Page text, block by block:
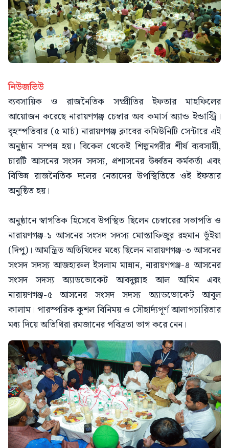
নিউজভিউ
ব্যবসায়িক ও রাজনৈতিক সম্প্রীতির ইফতার মাহফিলের
আয়োজন করেছে নারায়ণগঞ্জ চেম্বার অব কমার্স অ্যান্ড ইন্ডাস্ট্রি।
বৃহস্পতিবার (৫ মার্চ) নারায়ণগঞ্জ ক্লাবের কমিউনিটি সেন্টারে এই
অনুষ্ঠান সম্পন্ন হয়। বিকেল থেকেই শিল্পনগরীর শীর্ষ ব্যবসায়ী,
চারটি আসনের সংসদ সদস্য, প্রশাসনের উর্ধ্বতন কর্মকর্তা এবং
বিভিন্ন রাজনৈতিক দলের নেতাদের উপস্থিতিতে ওই ইফতার
অনুষ্ঠিত হয়।
অনুষ্ঠানে স্বাগতিক হিসেবে উপস্থিত ছিলেন চেম্বারের সভাপতি ও
নারায়ণগঞ্জ-১ আসনের সংসদ সদস্য মোস্তাফিজুর রহমান ভূঁইয়া
(দিপু)। আমন্ত্রিত অতিথিদের মধ্যে ছিলেন নারায়ণগঞ্জ-৩ আসনের
সংসদ সদস্য আজহারুল ইসলাম মান্নান, নারায়ণগঞ্জ-৪ আসনের
সংসদ সদস্য অ্যাডভোকেট আবদুল্লাহ আল আমিন এবং
নারায়ণগঞ্জ-৫ আসনের সংসদ সদস্য অ্যাডভোকেট আবুল
কালাম। পারস্পরিক কুশল বিনিময় ও সৌহার্দ্যপূর্ণ আলাপচারিতার
মধ্য দিয়ে অতিথিরা রমজানের পবিত্রতা ভাগ করে নেন।